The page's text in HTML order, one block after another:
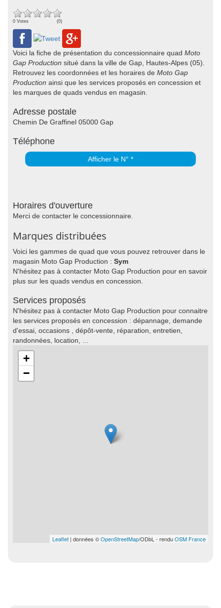
0 Votes (0)
Voici la fiche de présentation du concessionnaire quad Moto
Gap Production situé dans la ville de Gap, Hautes-Alpes (05).
Retrouvez les coordonnées et les horaires de Moto Gap
Production ainsi que les services proposés en concession et
les marques de quads vendus en magasin.
Adresse postale
Chemin De Graffinel 05000 Gap
Téléphone
Afficher le N° *
Horaires d'ouverture
Merci de contacter le concessionnaire.
Marques distribuées
Voici les gammes de quad que vous pouvez retrouver dans le
magasin Moto Gap Production : Sym
N'hésitez pas à contacter Moto Gap Production pour en savoir
plus sur les quads vendus en concession.
Services proposés
N'hésitez pas à contacter Moto Gap Production pour connaitre
les services proposés en concession : dépannage, demande
d'essai, occasions , dépôt-vente, réparation, entretien,
randonnées, location, ...
+
−
Leaflet | données ©OpenStreetMap/ODbL - renduOSM France